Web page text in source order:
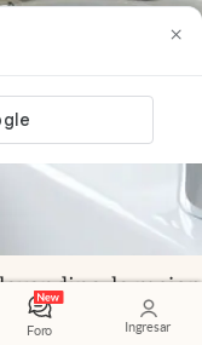
Foro Ingresar
×
la mejor
de la